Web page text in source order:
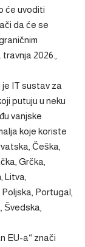
će uvoditi
da će se
2026.,
IT sustav za
putuju u neku
vanjske
koje koriste
Češka,
Grčka,
Litva,
Portugal,
Švedska,
EU-a“ znači